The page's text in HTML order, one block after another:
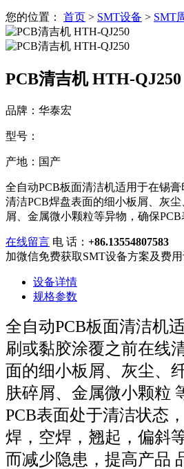
您的位置： 首页 > SMT设备 > SMT
PCB清吉机 HTH-QJ250
品牌：华泰宏
型号：
产地：国产
全自动PCB板面清洁机适用于在锡
清洁PCB焊盘表面的细小板屑、灰
屑、金属微小颗粒等异物，确保
在线留言 电 话： +86.13554807583
加微信免费获取SMT设备方案及费用
设备详情
规格参数
全自动PCB板面清洁机
刷或黏胶涂覆之前在线
面的细小板屑、灰尘、
肤碎屑、金属微小颗粒
PCB表面处于清洁状态，
焊，空焊，翘起，偏斜
而减少隐患，提高产品